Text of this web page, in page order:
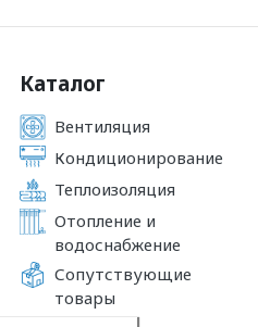
Каталог
Вентиляция
Кондиционирование
Теплоизоляция
Отопление и
водоснабжение
Сопутствующие
товары